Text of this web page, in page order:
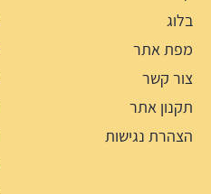
בלוג
מפת אתר
צור קשר
תקנון אתר
הצהרת נגישות